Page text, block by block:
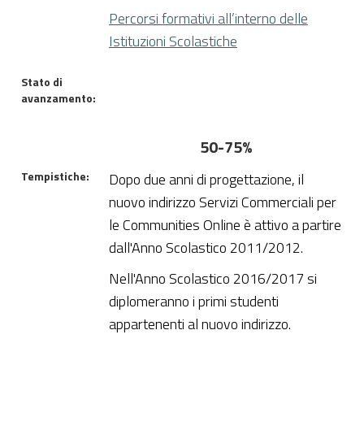
Percorsi formativi all’interno delle
Istituzioni Scolastiche
Stato di
avanzamento:
50-75%
Tempistiche:
Dopo due anni di progettazione, il
nuovo indirizzo Servizi Commerciali per
le Communities Online è attivo a partire
dall'Anno Scolastico 2011/2012.
Nell'Anno Scolastico 2016/2017 si
diplomeranno i primi studenti
appartenenti al nuovo indirizzo.